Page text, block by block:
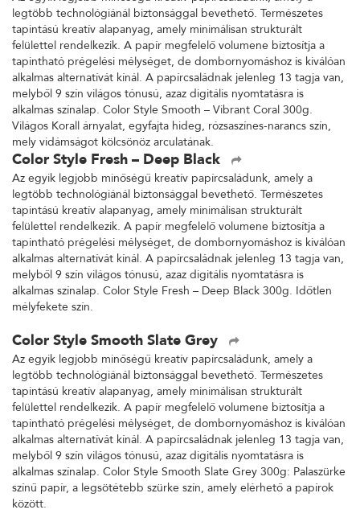
legtöbb technológiánál biztonsággal bevethető. Természetes
tapintású kreatív alapanyag, amely minimálisan strukturált
felülettel rendelkezik. A papír megfelelő volumene biztosítja a
tapintható prégelési mélységet, de dombornyomáshoz is kiválóan
alkalmas alternatívát kínál. A papírcsaládnak jelenleg 13 tagja van,
melyből 9 szín világos tónusú, azaz digitális nyomtatásra is
alkalmas színalap. Color Style Smooth – Vibrant Coral 300g.
Világos Korall árnyalat, egyfajta hideg, rózsaszínes-narancs szín,
mely vidámságot kölcsönöz arculatának.
Color Style Fresh – Deep Black
Az egyik legjobb minőségű kreatív papírcsaládunk, amely a
legtöbb technológiánál biztonsággal bevethető. Természetes
tapintású kreatív alapanyag, amely minimálisan strukturált
felülettel rendelkezik. A papír megfelelő volumene biztosítja a
tapintható prégelési mélységet, de dombornyomáshoz is kiválóan
alkalmas alternatívát kínál. A papírcsaládnak jelenleg 13 tagja van,
melyből 9 szín világos tónusú, azaz digitális nyomtatásra is
alkalmas színalap. Color Style Fresh – Deep Black 300g. Időtlen
mélyfekete szín.
Color Style Smooth Slate Grey
Az egyik legjobb minőségű kreatív papírcsaládunk, amely a
legtöbb technológiánál biztonsággal bevethető. Természetes
tapintású kreatív alapanyag, amely minimálisan strukturált
felülettel rendelkezik. A papír megfelelő volumene biztosítja a
tapintható prégelési mélységet, de dombornyomáshoz is kiválóan
alkalmas alternatívát kínál. A papírcsaládnak jelenleg 13 tagja van,
melyből 9 szín világos tónusú, azaz digitális nyomtatásra is
alkalmas színalap. Color Style Smooth Slate Grey 300g: Palaszürke
színű papír, a legsötétebb szürke szín, amely elérhető a papírok
között.